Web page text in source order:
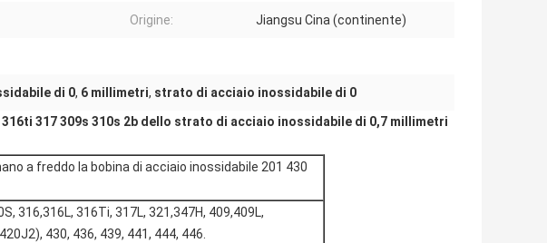
Origine: Jiangsu Cina (continente)
di 0, 6 millimetri, strato di acciaio inossidabile di 0
317 309s 310s 2b dello strato di acciaio inossidabile di 0,7 millimetri
a freddo la bobina di acciaio inossidabile 201 430
316,316L, 316Ti, 317L, 321,347H, 409,409L,
430, 436, 439, 441, 444, 446.